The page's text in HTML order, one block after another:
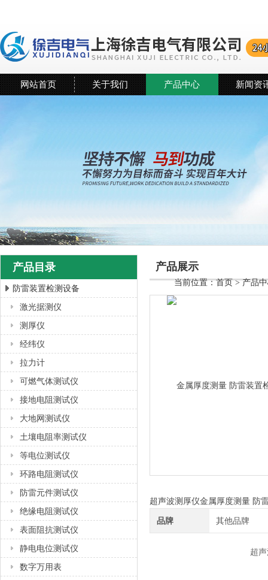
上海徐吉电气有限公司
网站首页 关于我们 产品中心 新闻资
产品目录
防雷装置检测设备
激光据测仪
测厚仪
经纬仪
拉力计
可燃气体测试仪
接地电阻测试仪
大地网测试仪
土壤电阻率测试仪
等电位测试仪
环路电阻测试仪
防雷元件测试仪
绝缘电阻测试仪
表面阻抗测试仪
静电电位测试仪
数字万用表
产品展示
当前位置：首页>产品
超声波测厚仪金属厚度测量 防
品牌 其他品牌
超